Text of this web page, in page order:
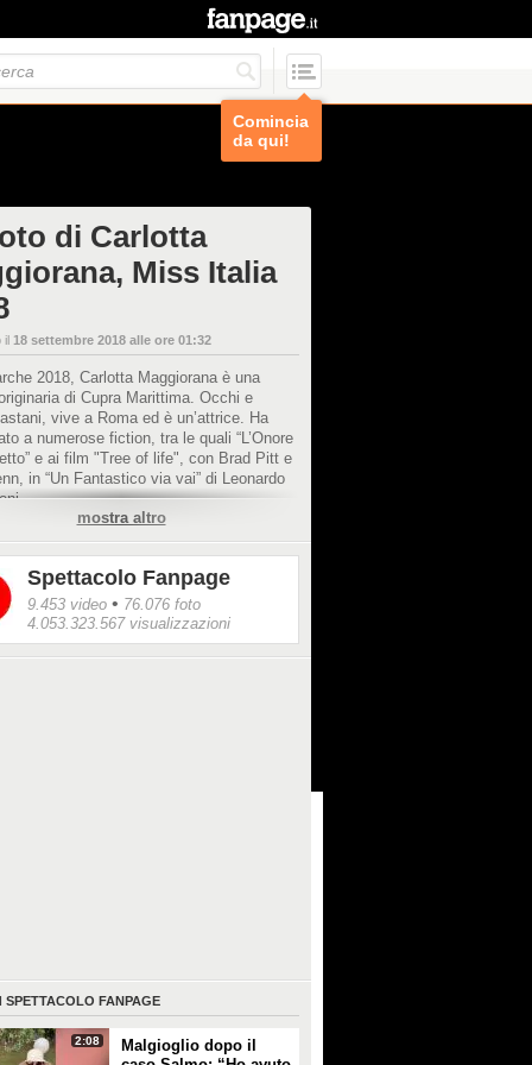
Comincia
da qui!
di Carlotta
Miss Italia
il 18 settembre 2018 alle ore 01:32
2018, Carlotta Maggiorana è una
di Cupra Marittima. Occhi e
vive a Roma ed è un’attrice. Ha
a numerose fiction, tra le quali “L’Onore
e ai film "Tree of life", con Brad Pitt e
in “Un Fantastico via vai” di Leonardo
mostra altro
Spettacolo Fanpage
9.453 video • 76.076 foto
4.053.323.567 visualizzazioni
SPETTACOLO FANPAGE
2:08
Malgioglio dopo il